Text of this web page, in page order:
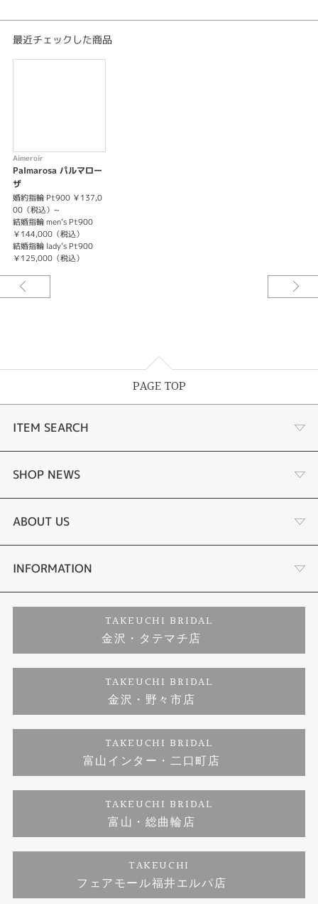
最近チェックした商品
Aimeroir
Palmarosa パルマロー
ザ
婚約指輪 Pt900 ￥137,0
00（税込）~
結婚指輪 men’s Pt900
￥144,000（税込）
結婚指輪 lady’s Pt900
￥125,000（税込）
PAGE TOP
ITEM SEARCH
婚約指輪
結婚指輪
セットリング
婚約ネックレス
ダイヤモンド
ジュエリーリフォーム
SHOP NEWS
選ばれる理由まとめ
お客様の声
プロポーズサポート
ブランドリスト
福井指輪工房｜手作りペアリング
福井指輪工房｜手作り結婚指輪 and 婚約指輪
福井工房｜手作り婚約指輪プロポーズプラン
ABOUT US
会社概要
お客様の声
INFORMATION
プライバシーポリシー
TAKEUCHI BRIDAL
金沢・タテマチ店
TAKEUCHI BRIDAL
金沢・野々市店
TAKEUCHI BRIDAL
富山インター・二口町店
TAKEUCHI BRIDAL
富山・総曲輪店
TAKEUCHI
フェアモール福井エルパ店